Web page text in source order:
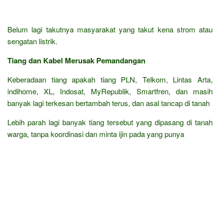
Belum lagi takutnya masyarakat yang takut kena strom atau
sengatan listrik.
Tiang dan Kabel Merusak Pemandangan
Keberadaan tiang apakah tiang PLN, Telkom, Lintas Arta,
indihome, XL, Indosat, MyRepublik, Smartfren, dan masih
banyak lagi terkesan bertambah terus, dan asal tancap di tanah
Lebih parah lagi banyak tiang tersebut yang dipasang di tanah
warga, tanpa koordinasi dan minta ijin pada yang punya